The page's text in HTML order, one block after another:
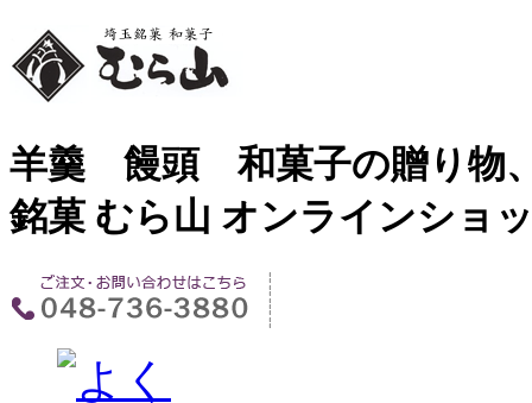
羊羹 饅頭 和菓子の贈り物
銘菓 むら山 オンラインショ